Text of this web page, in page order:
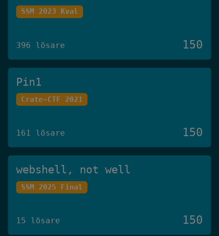
SSM 2023 Kval
396 lösare 150
Pin1
Crate-CTF 2021
161 lösare 150
webshell, not well
SSM 2025 Final
15 lösare 150